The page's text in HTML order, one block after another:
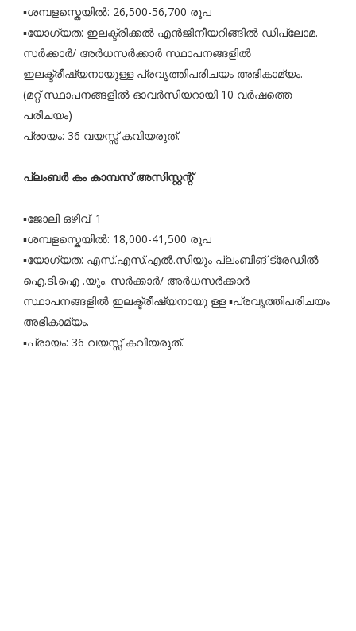
▪️ശമ്പളസ്കെയിൽ: 26,500-56,700 രൂപ
▪️യോഗ്യത: ഇലക്ട്രിക്കൽ എൻജിനീയറിങ്ങിൽ ഡിപ്ലോമ.
സർക്കാർ/ അർധസർക്കാർ സ്ഥാപനങ്ങളിൽ
ഇലക്ട്രീഷ്യനായുള്ള പ്രവൃത്തിപരിചയം അഭികാമ്യം.
(മറ്റ് സ്ഥാപനങ്ങളിൽ ഓവർസിയറായി 10 വർഷത്തെ
പരിചയം)
പ്രായം: 36 വയസ്സ് കവിയരുത്.
പ്ലംബർ കം കാമ്പസ് അസിസ്റ്റന്റ്
▪️ജോലി ഒഴിവ്: 1
▪️ശമ്പളസ്കെയിൽ: 18,000-41,500 രൂപ
▪️യോഗ്യത: എസ്.എസ്.എൽ.സിയും പ്ലംബിങ് ട്രേഡിൽ
ഐ.ടി.ഐ .യും. സർക്കാർ/ അർധസർക്കാർ
സ്ഥാപനങ്ങളിൽ ഇലക്ട്രീഷ്യനായു ള്ള ▪️പ്രവൃത്തിപരിചയം
അഭികാമ്യം.
▪️പ്രായം: 36 വയസ്സ് കവിയരുത്.